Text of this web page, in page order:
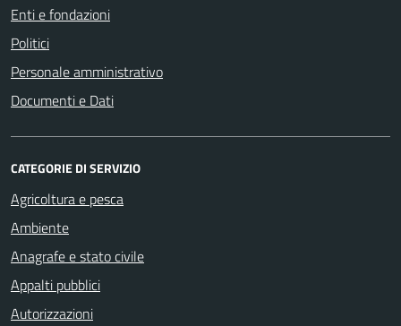
Enti e fondazioni
Politici
Personale amministrativo
Documenti e Dati
CATEGORIE DI SERVIZIO
Agricoltura e pesca
Ambiente
Anagrafe e stato civile
Appalti pubblici
Autorizzazioni